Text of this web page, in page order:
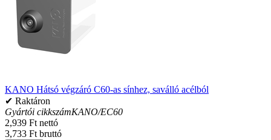
KANO Hátsó végzáró C60-as sínhez, saválló acélból
✔ Raktáron
Gyártói cikkszámKANO/EC60
2,939 Ft nettó
3,733 Ft bruttó